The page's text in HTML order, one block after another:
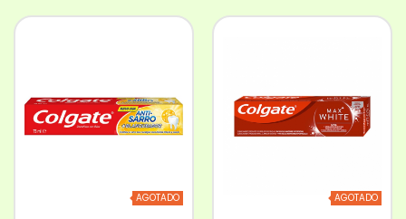
AGOTADO AGOTADO